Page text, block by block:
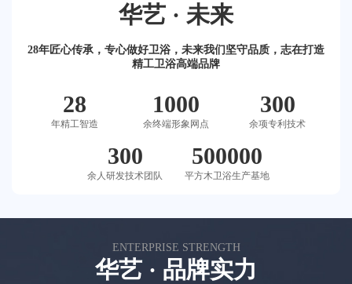
经销商专区
联系我们
天猫
华艺 · 未来
28年匠心传承，专心做好卫浴，未来我们坚守品质，志在打造
精工卫浴高端品牌
28
年精工智造
1000
余终端形象网点
300
余项专利技术
300
余人研发技术团队
500000
平方木卫浴生产基地
ENTERPRISE STRENGTH
华艺 · 品牌实力